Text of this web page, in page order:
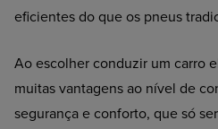
eficientes do que os pneus
Ao escolher conduzir um carro
muitas vantagens ao nível de
segurança e conforto, que só